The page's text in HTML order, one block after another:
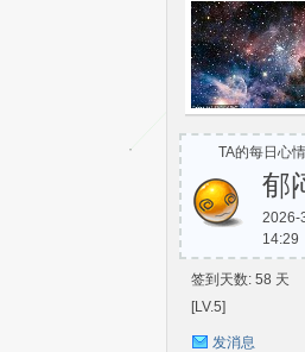
TA的每日心情
郁
2026-
14:29
签到天数: 58 天
[LV.5]
发消息